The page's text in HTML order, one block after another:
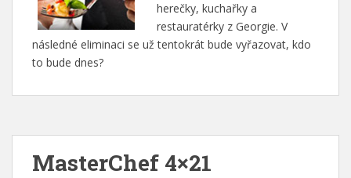
herečky, kuchařky a
restauratérky z Georgie. V
následné eliminaci se už tentokrát bude vyřazovat, kdo
to bude dnes?
MasterChef 4×21